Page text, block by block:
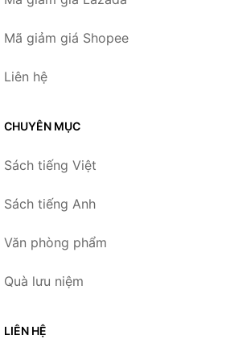
Mã giảm giá Shopee
Liên hệ
CHUYÊN MỤC
Sách tiếng Việt
Sách tiếng Anh
Văn phòng phẩm
Quà lưu niệm
LIÊN HỆ